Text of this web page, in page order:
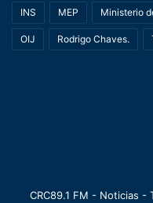
INS MEP Ministerio
OIJ Rodrigo Chaves.
CRC89.1 FM - Noticias -